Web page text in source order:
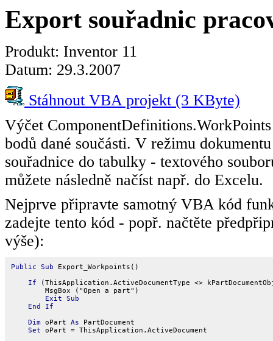
Export souřadnic
Produkt: Inventor 11
Datum: 29.3.2007
Stáhnout VBA projekt (3 KByte)
Výčet
bodů dané součásti. V režimu
souřadnice do tabulky - textového
můžete následně načíst např. do Excelu.
Nejprve připravte samotný VBA kód
zadejte tento kód - popř. načtěte
výše):
Public Sub Export_Workpoints()
If (ThisApplication.ActiveDocumentType <>
        MsgBox ("Open a part")
Exit Sub
End If
Dim oPart As PartDocument
Set oPart = ThisApplication.ActiveDocument